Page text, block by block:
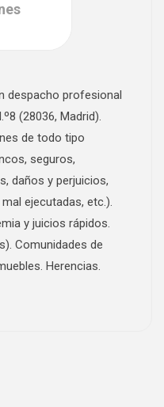
despacho profesional
(28036, Madrid).
de todo tipo
seguros,
daños y perjuicios,
ejecutadas, etc.).
y juicios rápidos.
Comunidades de
Herencias.